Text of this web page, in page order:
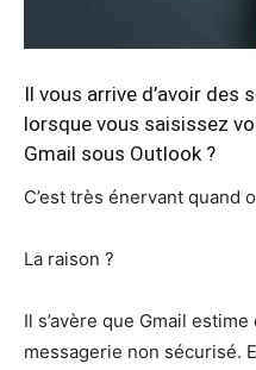
Il vous arrive d’avoir
lorsque vous saisissez
Gmail sous Outlook ?
C’est très énervant quand
La raison ?
Il s’avère que Gmail
messagerie non sécurisé.